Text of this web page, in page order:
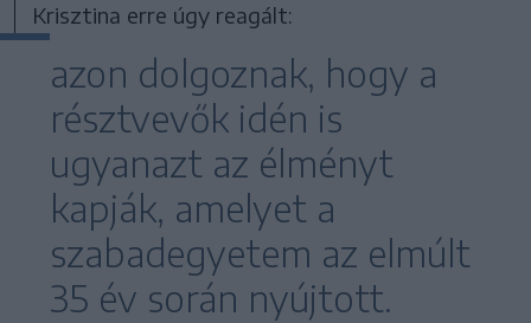
Krisztina erre úgy reagált:
azon dolgoznak, hogy a
résztvevők idén is
ugyanazt az élményt
kapják, amelyet a
szabadegyetem az elmúlt
35 év során nyújtott.